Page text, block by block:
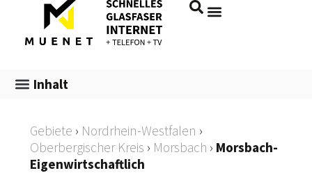
Inhalt
Gebiete › Nordrhein-Westfalen ›
Oberbergischer Kreis › Morsbach › Morsbach-
Eigenwirtschaftlich